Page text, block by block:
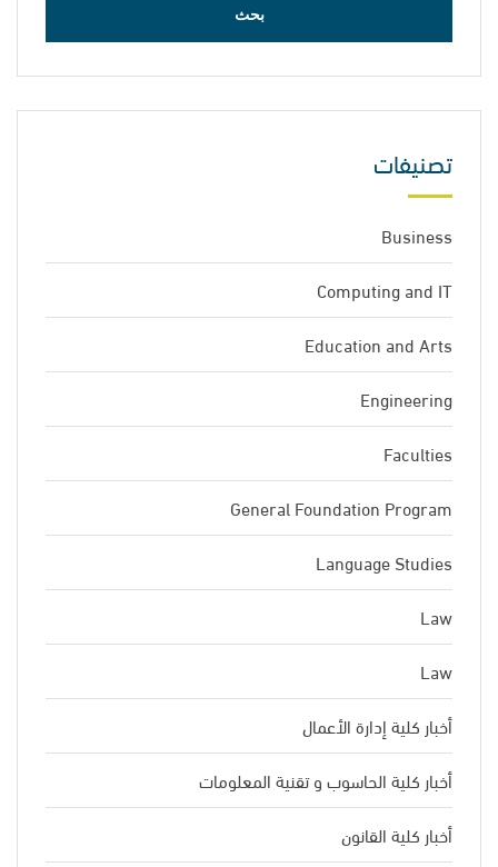
تصنيفات
Business
Computing and IT
Education and Arts
Engineering
Faculties
General Foundation Program
Language Studies
Law
Law
أخبار كلية إدارة الأعمال
أخبار كلية الحاسوب و تقنية المعلومات
أخبار كلية القانون